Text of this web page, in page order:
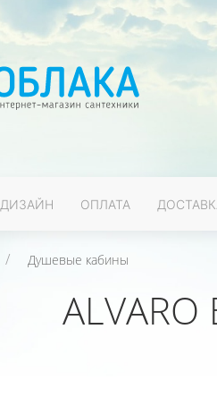
ДИЗАЙН ОПЛАТА
Душевые кабины